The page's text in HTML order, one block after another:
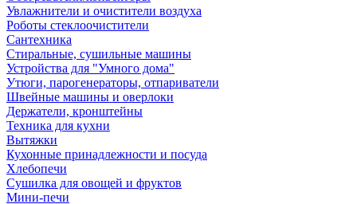
Увлажнители и очистители воздуха
Роботы стеклоочистители
Сантехника
Стиральные, сушильные машины
Устройства для "Умного дома"
Утюги, парогенераторы, отпариватели
Швейные машины и оверлоки
Держатели, кронштейны
Техника для кухни
Вытяжки
Кухонные принадлежности и посуда
Хлебопечи
Сушилка для овощей и фруктов
Мини-печи